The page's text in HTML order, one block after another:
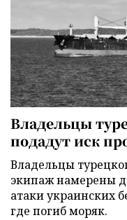
Владельцы
подадут иск
Владельцы
экипаж намерены
атаки украинских
где погиб моряк.